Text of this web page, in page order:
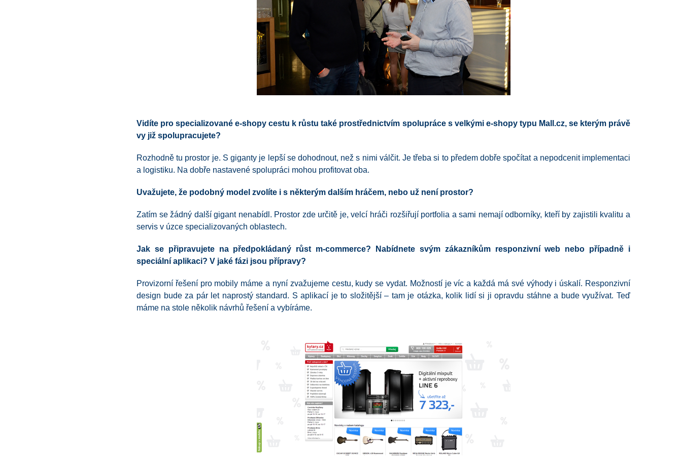
Vidíte pro specializované e-shopy cestu k růstu také prostřednictvím spolupráce s velkými e-shopy typu Mall.cz, se kterým právě
vy již spolupracujete?
Rozhodně tu prostor je. S giganty je lepší se dohodnout, než s nimi válčit. Je třeba si to předem dobře spočítat a nepodcenit implementaci
a logistiku. Na dobře nastavené spolupráci mohou profitovat oba.
Uvažujete, že podobný model zvolíte i s některým dalším hráčem, nebo už není prostor?
Zatím se žádný další gigant nenabídl. Prostor zde určitě je, velcí hráči rozšiřují portfolia a sami nemají odborníky, kteří by zajistili kvalitu a
servis v úzce specializovaných oblastech.
Jak se připravujete na předpokládaný růst m-commerce? Nabídnete svým zákazníkům responzivní web nebo případně i
speciální aplikaci? V jaké fázi jsou přípravy?
Provizorní řešení pro mobily máme a nyní zvažujeme cestu, kudy se vydat. Možností je víc a každá má své výhody i úskalí. Responzivní
design bude za pár let naprostý standard. S aplikací je to složitější – tam je otázka, kolik lidí si ji opravdu stáhne a bude využívat. Teď
máme na stole několik návrhů řešení a vybíráme.